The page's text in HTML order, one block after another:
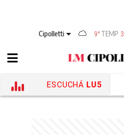
Cipolletti 9° TEMP
ESCUCHÁ LU5